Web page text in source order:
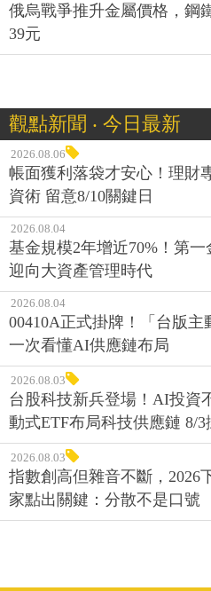
俄烏戰爭推升金屬價格，鋼
39元
觀點新聞 ‧ 今日最新
2026.08.06
帳面獲利落袋才安心！理財
資術 留意8/10關鍵日
2026.08.04
基金規模2年增近70%！第
迎向大資產管理時代
2026.08.04
00410A正式掛牌！「台版主
一次看懂AI供應鏈布局
2026.08.03
台股科技新兵登場！AI投資
動式ETF布局科技供應鏈 8/3
2026.08.03
指數創高但雜音不斷，2026
家點出關鍵：分散不是口號